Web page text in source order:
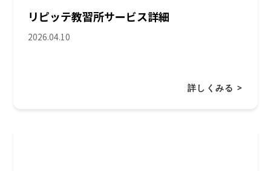
リピッテ教習所サービス詳細
2026.04.10
詳しくみる >